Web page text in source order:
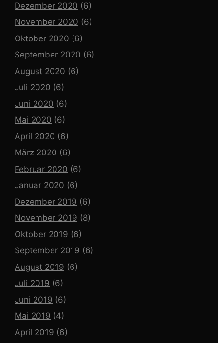
Dezember 2020 (6)
November 2020 (6)
Oktober 2020 (6)
September 2020 (6)
August 2020 (6)
Juli 2020 (6)
Juni 2020 (6)
Mai 2020 (6)
April 2020 (6)
März 2020 (6)
Februar 2020 (6)
Januar 2020 (6)
Dezember 2019 (6)
November 2019 (8)
Oktober 2019 (6)
September 2019 (6)
August 2019 (6)
Juli 2019 (6)
Juni 2019 (6)
Mai 2019 (4)
April 2019 (6)